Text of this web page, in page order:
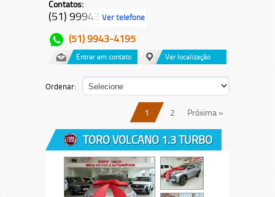
Contatos:
(51) 99943-...Ver telefone
(51) 9943-4195
Entrar em contato Ver localização
Ordenar:
1 2 Próxima »
TORO VOLCANO 1.3 TURBO